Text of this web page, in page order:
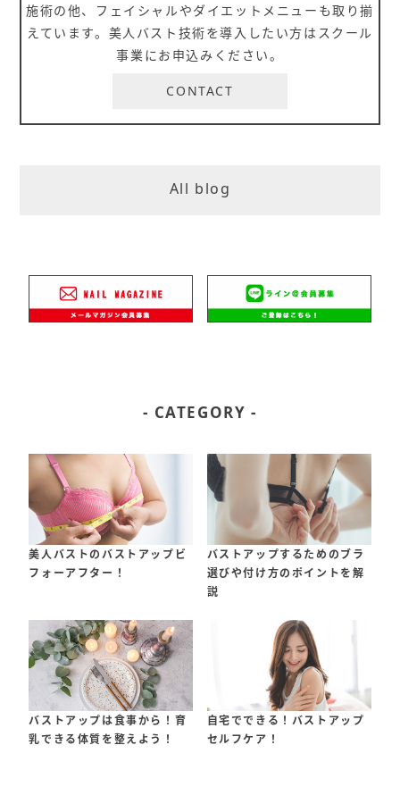
施術の他、フェイシャルやダイエットメニューも取り揃
えています。美人バスト技術を導入したい方はスクール
事業にお申込みください。
CONTACT
All blog
- CATEGORY -
美人バストのバストアップビ
フォーアフター！
バストアップするためのブラ
選びや付け方のポイントを解
説
バストアップは食事から！育
乳できる体質を整えよう！
自宅でできる！バストアップ
セルフケア！